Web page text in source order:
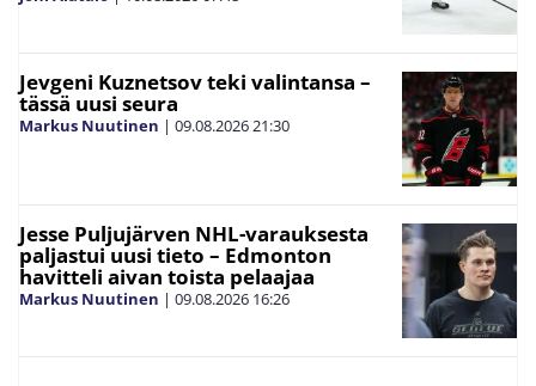
Jevgeni Kuznetsov teki valintansa –
tässä uusi seura
Markus Nuutinen | 09.08.2026 21:30
Jesse Puljujärven NHL-varauksesta
paljastui uusi tieto – Edmonton
havitteli aivan toista pelaajaa
Markus Nuutinen | 09.08.2026 16:26